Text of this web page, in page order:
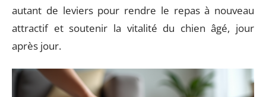
autant de leviers pour rendre le repas à nouveau
attractif et soutenir la vitalité du chien âgé, jour
après jour.